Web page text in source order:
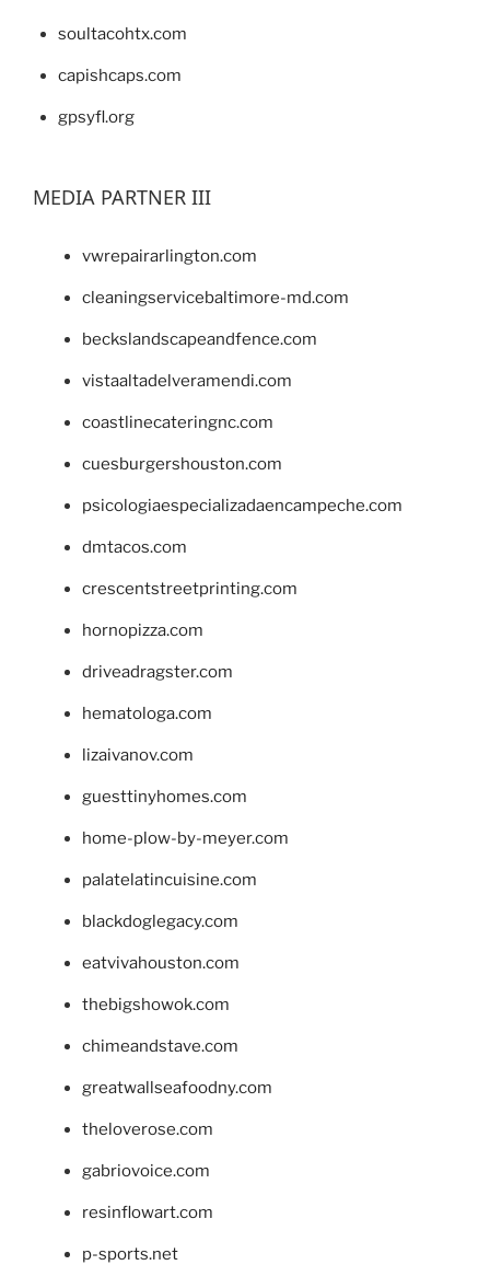
soultacohtx.com
capishcaps.com
gpsyfl.org
MEDIA PARTNER III
vwrepairarlington.com
cleaningservicebaltimore-md.com
beckslandscapeandfence.com
vistaaltadelveramendi.com
coastlinecateringnc.com
cuesburgershouston.com
psicologiaespecializadaencampeche.com
dmtacos.com
crescentstreetprinting.com
hornopizza.com
driveadragster.com
hematologa.com
lizaivanov.com
guesttinyhomes.com
home-plow-by-meyer.com
palatelatincuisine.com
blackdoglegacy.com
eatvivahouston.com
thebigshowok.com
chimeandstave.com
greatwallseafoodny.com
theloverose.com
gabriovoice.com
resinflowart.com
p-sports.net